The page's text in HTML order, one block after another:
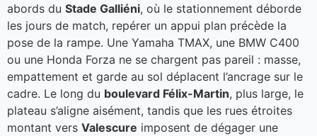
abords du Stade Galliéni, où le stationnement déborde
les jours de match, repérer un appui plan précède la
pose de la rampe. Une Yamaha TMAX, une BMW C400
ou une Honda Forza ne se chargent pas pareil : masse,
empattement et garde au sol déplacent l’ancrage sur le
cadre. Le long du boulevard Félix-Martin, plus large, le
plateau s’aligne aisément, tandis que les rues étroites
montant vers Valescure imposent de dégager une